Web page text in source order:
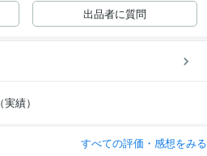
出品者に質問
績）
すべての評価・感想をみる